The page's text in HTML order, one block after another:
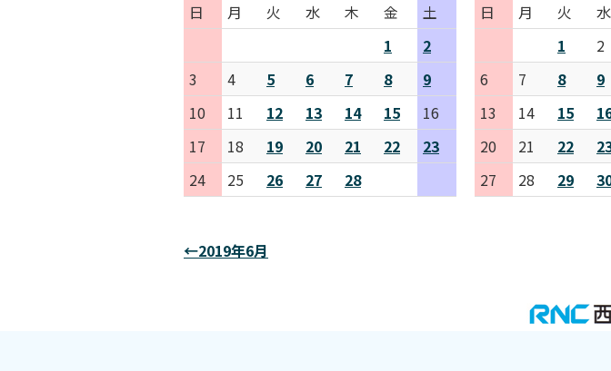
日
月 火 水 木 金
土
1
2
3
4 5 6 7 8
9
10
11 12 13 14 15
16
17
18 19 20 21 22
23
24
25 26 27 28
日
月 火 水
1
2
6
7 8 9
13
14 15
20
21 22
27
28 29
←2019年6月